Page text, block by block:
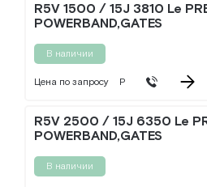
R5V 1500 / 15J 3810 Le
POWERBAND,GATES
В наличии
Цена по запросу Р
R5V 2500 / 15J 6350 Le
POWERBAND,GATES
В наличии